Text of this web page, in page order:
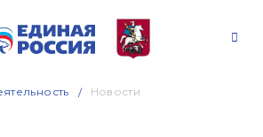
Новости